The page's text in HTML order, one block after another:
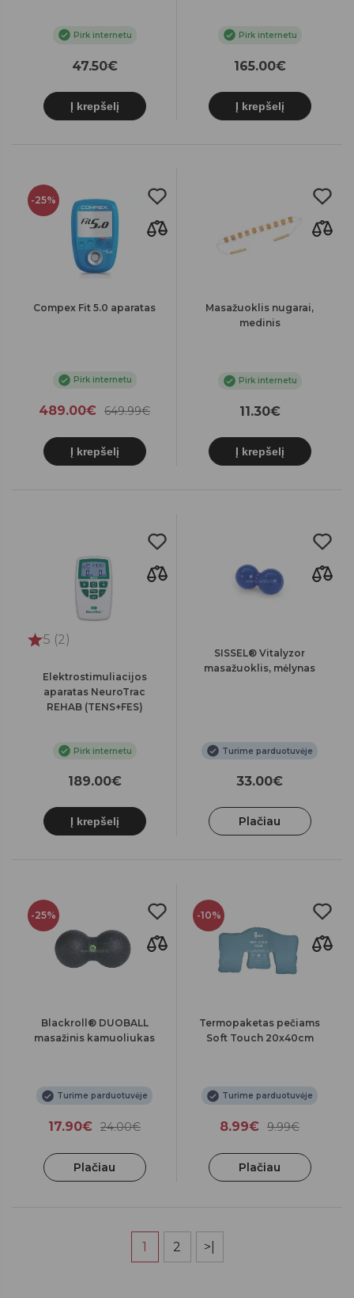
Pirk internetu
47.50€
Į krepšelį
Pirk internetu
165.00€
Į krepšelį
-25%
Compex Fit 5.0 aparatas
Pirk internetu
489.00€ 649.99€
Į krepšelį
Masažuoklis nugarai,
medinis
Pirk internetu
11.30€
Į krepšelį
5 (2)
Elektrostimuliacijos
aparatas NeuroTrac
REHAB (TENS+FES)
Pirk internetu
189.00€
Į krepšelį
SISSEL® Vitalyzor
masažuoklis, mėlynas
Turime parduotuvėje
33.00€
Plačiau
-25%
Blackroll® DUOBALL
masažinis kamuoliukas
Turime parduotuvėje
17.90€ 24.00€
Plačiau
-10%
Termopaketas pečiams
Soft Touch 20x40cm
Turime parduotuvėje
8.99€ 9.99€
Plačiau
1 2 >|